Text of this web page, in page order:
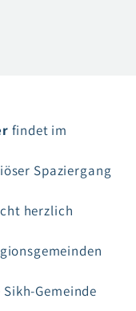
findet im
Spaziergang
herzlich
Gemeinde